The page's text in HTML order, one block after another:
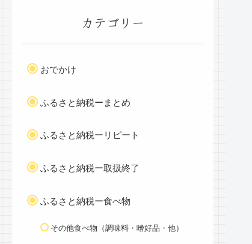
カテゴリー
おでかけ
ふるさと納税ーまとめ
ふるさと納税ーリピート
ふるさと納税ー取扱終了
ふるさと納税ー食べ物
その他食べ物（調味料・嗜好品・他）